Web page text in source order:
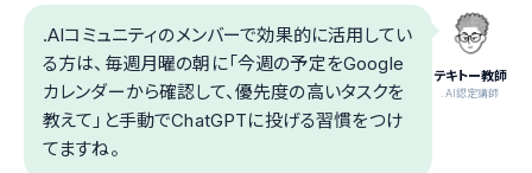
テキトー教師
.AI認定講師
.AIコミュニティのメンバーで効果的に活用してい
る方は、毎週月曜の朝に「今週の予定をGoogle
カレンダーから確認して、優先度の高いタスクを
教えて」と手動でChatGPTに投げる習慣をつけ
てますね。